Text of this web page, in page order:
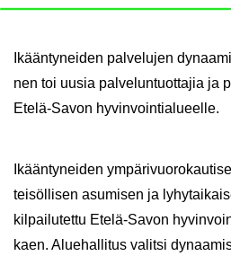
Ikään­ty­nei­den pal­ve­lu­jen
nen toi uusia pal­ve­lun­tuot­ta­jia ja
Etelä-​Savon hy­vin­voin­tia­lu­eel­le.
Ikään­ty­nei­den
tei­söl­li­sen asu­mi­sen ja
kil­pai­lu­tet­tu Etelä-​Savon
kaen. Alue­hal­li­tus va­lit­si